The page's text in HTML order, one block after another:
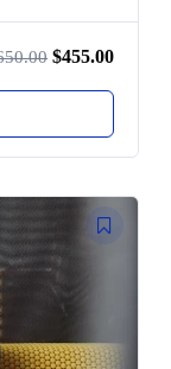
$455.00